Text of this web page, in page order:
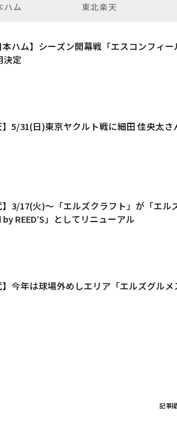
ハム 東北楽天
本ハム】シーズン開幕戦「エスコンフィ
決定
】5/31(日)東京ヤクルト戦に細田 佳央太
】3/17(火)～「エルズクラフト」が「エル
REED’S」としてリニューアル
】今年は球場外めしエリア「エルズグル
記事